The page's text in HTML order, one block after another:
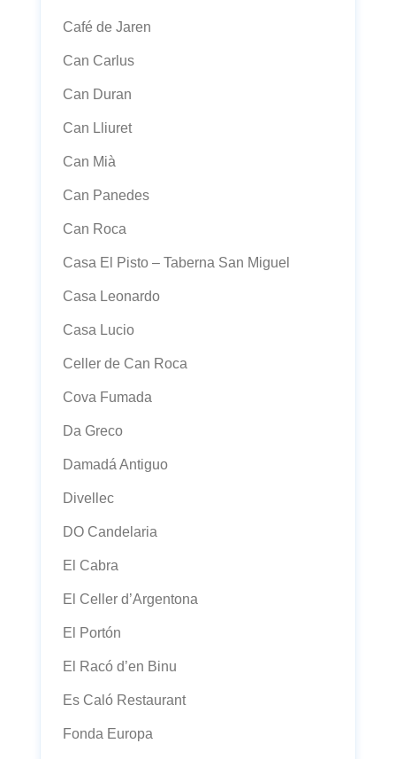
Café de Jaren
Can Carlus
Can Duran
Can Lliuret
Can Mià
Can Panedes
Can Roca
Casa El Pisto – Taberna San Miguel
Casa Leonardo
Casa Lucio
Celler de Can Roca
Cova Fumada
Da Greco
Damadá Antiguo
Divellec
DO Candelaria
El Cabra
El Celler d’Argentona
El Portón
El Racó d’en Binu
Es Caló Restaurant
Fonda Europa